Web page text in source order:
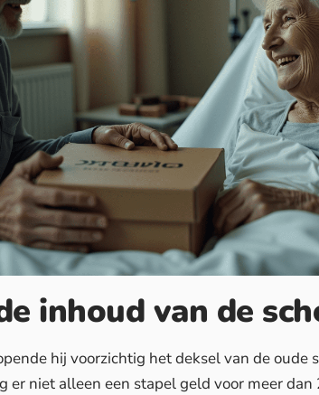
inhoud van de
hij voorzichtig het deksel van de oude
er niet alleen een stapel geld voor meer dan